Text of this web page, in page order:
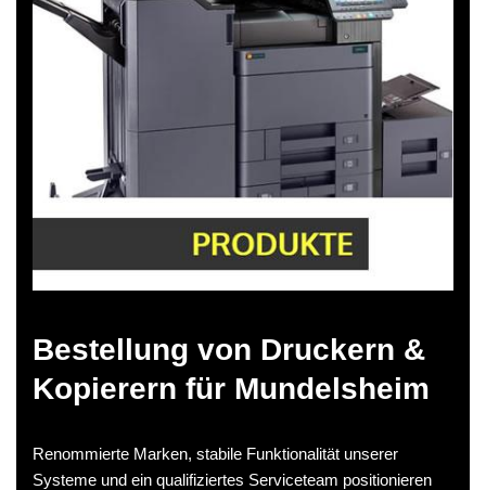
Bestellung von Druckern &
Kopierern für Mundelsheim
Renommierte Marken, stabile Funktionalität unserer
Systeme und ein qualifiziertes Serviceteam positionieren